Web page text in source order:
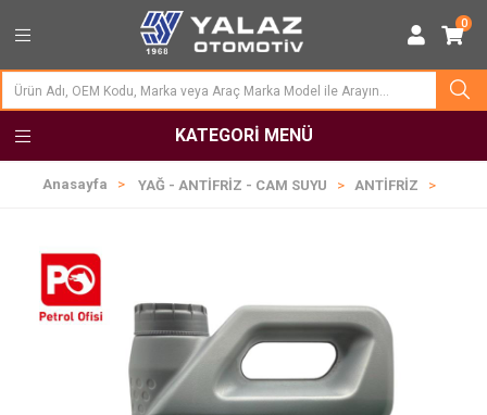
0
KATEGORI MENÜ
Anasayfa YAĞ - ANTİFRİZ - CAM SUYU ANTİFRİZ